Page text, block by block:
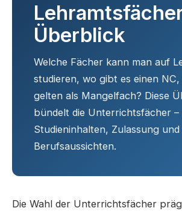
Überblick
Welche Fächer kann man auf
studieren, wo gibt es einen NC,
gelten als Mangelfach? Diese
bündelt die Unterrichtsfächer –
Studieninhalten, Zulassung und
Berufsaussichten.
Die Wahl der Unterrichtsfächer